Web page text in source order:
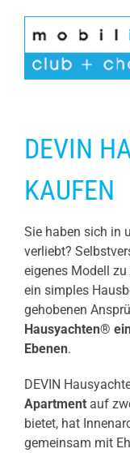
DEVIN
KAUFEN
Sie haben sich in
verliebt?
eigenes Modell
ein simples
gehobenen
Hausyachten®
Ebenen.
DEVIN
Apartment auf
bietet, hat
gemeinsam mit